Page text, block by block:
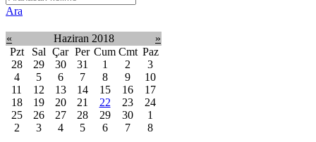
Ara
« Haziran 2018
»
Pzt
Sal Çar Per Cum Cmt Paz
28
29 30 31 1 2
3
4
5 6 7 8 9
10
11
12 13 14 15 16
17
18
19 20 21 22 23
24
25
26 27 28 29 30
1
2
3 4 5 6 7 8